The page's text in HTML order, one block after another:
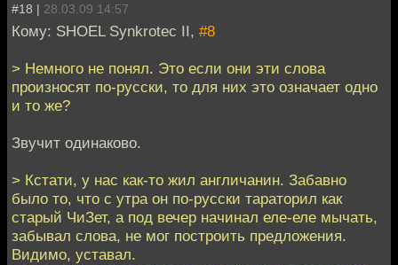
#18 | 28.03.09 14:57
Кому: SHOEL Synkrotec II, #8
> Немного не понял. Это если они эти слова
произносят по-русски, то для них это означает одно
и то же?
Звучит одинаково.
> Кстати, у нас как-то жил англичанин. Забавно
было то, что с утра он по-русски тараторил как
старый ЧиЗет, а под вечер начинал еле-еле мычать,
забывал слова, не мог построить предложения.
Видимо, уставал.